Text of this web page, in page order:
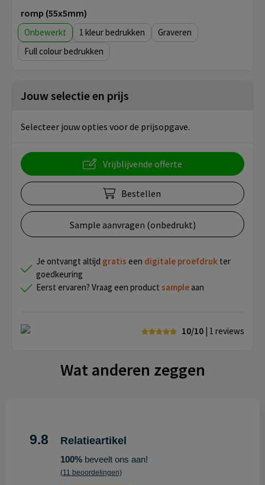
romp (55x5mm)
Onbewerkt 1
Graveren
Full colour
Jouw selectie en prijs
Selecteer jouw opties voor de prijsopgave.
Vrijblijvende offerte
Bestellen
Sample aanvragen (onbedrukt)
Je ontvangt altijd gratis een digitale proefdruk ter
goedkeuring
Eerst ervaren? Vraag een product sample aan
10/10 | 1 reviews
Wat anderen zeggen
9.8 Relatieartikel
100%beveelt ons aan!
(11 beoordelingen)